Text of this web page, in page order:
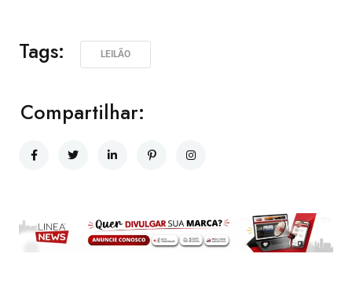
Tags: LEILÃO
Compartilhar: